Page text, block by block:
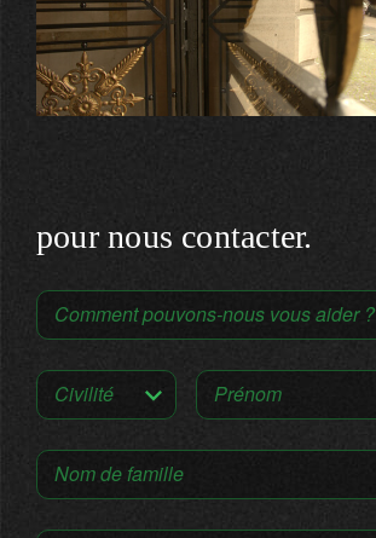
pour nous contacter.
Comment pouvons-nous vous aider ?
Civilité Prénom
Nom de famille